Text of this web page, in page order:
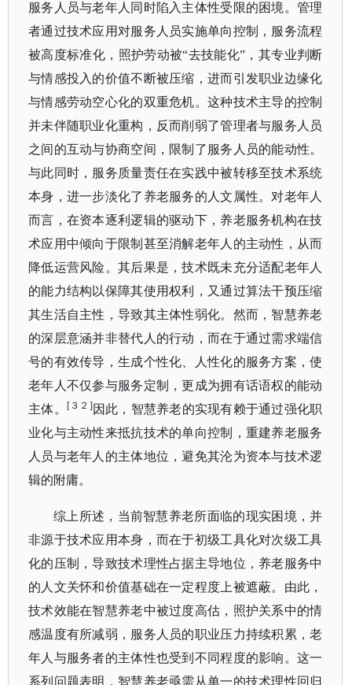
服务人员与老年人同时陷入主体性受限的困境。管理
者通过技术应用对服务人员实施单向控制，服务流程
被高度标准化，照护劳动被“去技能化”，其专业判断
与情感投入的价值不断被压缩，进而引发职业边缘化
与情感劳动空心化的双重危机。这种技术主导的控制
并未伴随职业化重构，反而削弱了管理者与服务人员
之间的互动与协商空间，限制了服务人员的能动性。
与此同时，服务质量责任在实践中被转移至技术系统
本身，进一步淡化了养老服务的人文属性。对老年人
而言，在资本逐利逻辑的驱动下，养老服务机构在技
术应用中倾向于限制甚至消解老年人的主动性，从而
降低运营风险。其后果是，技术既未充分适配老年人
的能力结构以保障其使用权利，又通过算法干预压缩
其生活自主性，导致其主体性弱化。 然而，智慧养老
的深层意涵并非替代人的行动，而在于通过需求端信
号的有效传导，生成个性化、人性化的服务方案，使
老年人不仅参与服务定制，更成为拥有话语权的能动
主体。
[３２]因此，智慧养老的实现有赖于通过强化职
业化与主动性来抵抗技术的单向控制，重建养老服务
人员与老年人的主体地位，避免其沦为资本与技术逻
辑的附庸。
综上所述，当前智慧养老所面临的现实困境，并
非源于技术应用本身，而在于初级工具化对次级工具
化的压制，导致技术理性占据主导地位，养老服务中
的人文关怀和价值基础在一定程度上被遮蔽。由此，
技术效能在智慧养老中被过度高估，照护关系中的情
感温度有所减弱，服务人员的职业压力持续积累，老
年人与服务者的主体性也受到不同程度的影响。这一
系列问题表明，智慧养老亟需从单一的技术理性回归